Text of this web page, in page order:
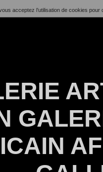
acceptez l’utilisation de cookies